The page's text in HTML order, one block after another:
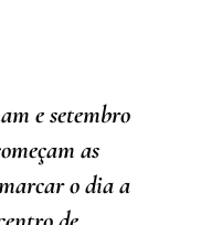
e setembro
as
o dia a